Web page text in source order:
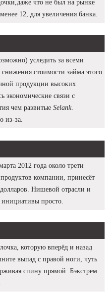
что не был на рынке
12, для увеличения банка.
уследить за всеми
стоимости займа этого
продукции высоких
экономические связи с
чем развитые Selank.
из-за.
2012 года около трети
компании, принесёт
Нишевой отрасли и
просто.
которую вперёд и назад
выпад с правой ноги, чуть
спину прямой. Бэкстрем